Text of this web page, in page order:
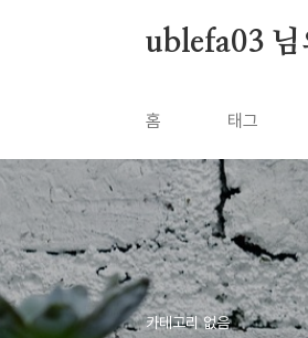
ublefa03 님
홈 태그
카테고리 없음